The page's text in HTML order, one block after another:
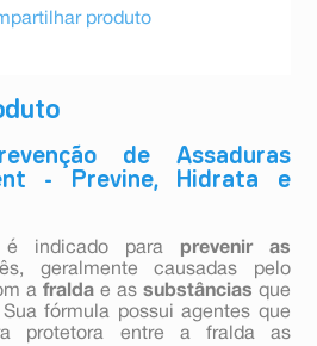
de Assaduras
- Previne, Hidrata e
é indicado para prevenir as
geralmente causadas pelo
afralda e as substâncias que
fórmula possui agentes que
protetora entre a fralda as
produto